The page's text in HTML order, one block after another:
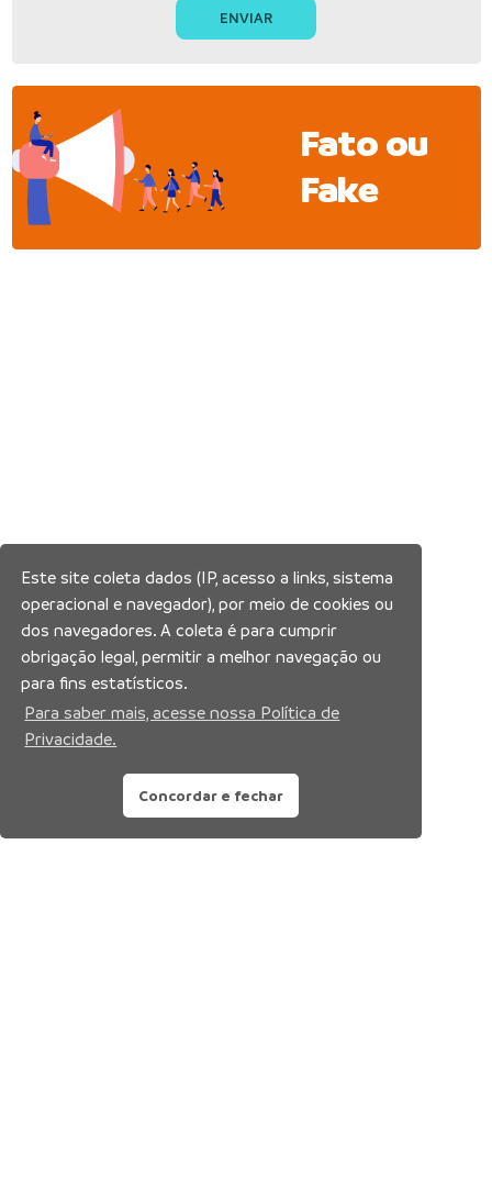
Fato ou
Fake
Este site coleta dados (IP, acesso a links, sistema
operacional e navegador), por meio de cookies ou
dos navegadores. A coleta é para cumprir
obrigação legal, permitir a melhor navegação ou
para fins estatísticos.
Para saber mais, acesse nossa Política de
Privacidade.
Concordar e fechar